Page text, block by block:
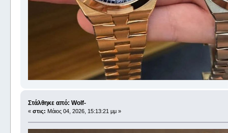
Στάλθηκε από: Wolf-
« στις: Μάιος 04, 2026, 15:13:21 μμ »